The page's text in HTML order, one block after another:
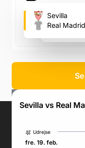
Ramón
Avenida de
Sevilla
Real Madrid
Sevilla vs Real
Udrejse
fre. 19. feb.